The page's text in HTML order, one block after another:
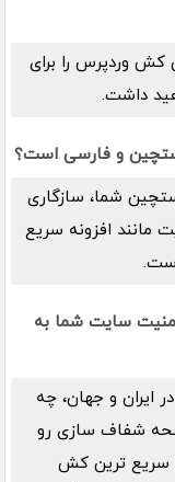
کش وردپرس را برای
داشت.
و فارسی است؟
شما، سازگاری
مانند افزونه سریع
سایت شما به
ایران و جهان، چه
شفاف سازی رو
سریع ترین کش